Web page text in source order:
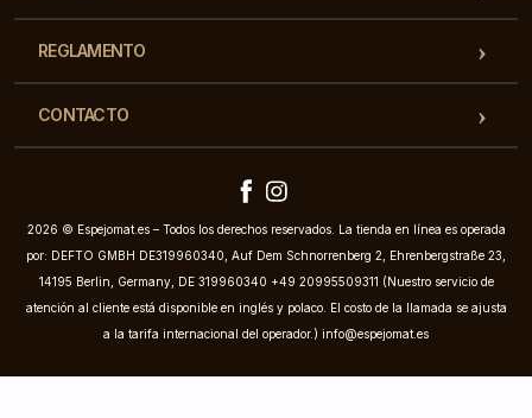
REGLAMENTO
CONTACTO
2026 © Espejomat.es – Todos los derechos reservados. La tienda en línea es operada
por: DEFTO GMBH DE319960340, Auf Dem Schnorrenberg 2, Ehrenbergstraße 23,
14195 Berlin, Germany, DE 319960340 +49 20995509311 (Nuestro servicio de
atención al cliente está disponible en inglés y polaco. El costo de la llamada se ajusta
a la tarifa internacional del operador.) info@espejomat.es